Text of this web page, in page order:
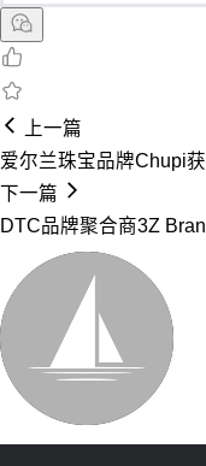
上一篇
爱尔兰珠宝品牌Chupi
下一篇
DTC品牌聚合商3Z